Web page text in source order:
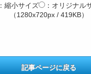
：縮小サイズ
：オリジナル
（1280x720px / 419KB）
記事ページに戻る